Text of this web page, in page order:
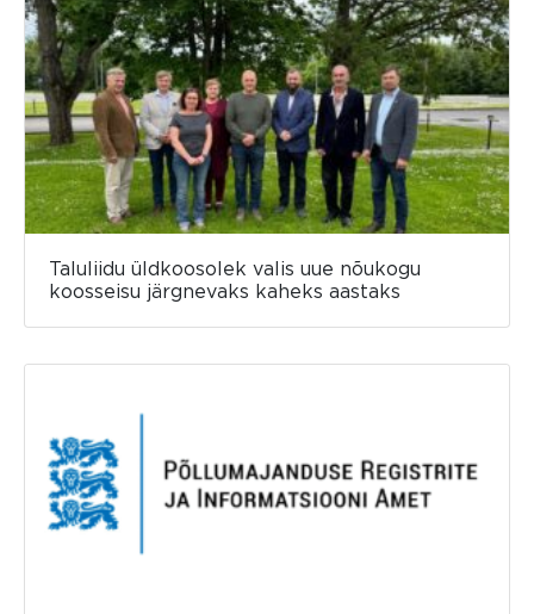
Taluliidu üldkoosolek valis uue nõukogu
koosseisu järgnevaks kaheks aastaks